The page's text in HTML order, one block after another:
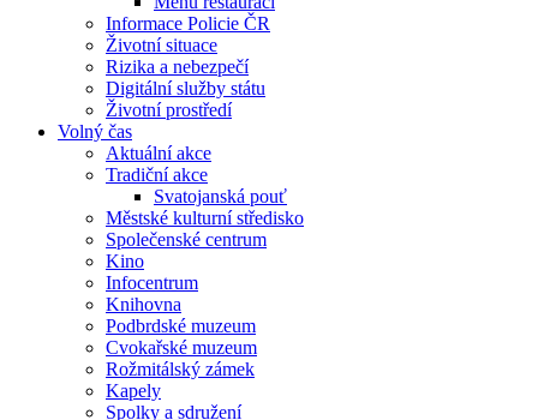
Informace Policie ČR
Životní situace
Rizika a nebezpečí
Digitální služby státu
Životní prostředí
Volný čas
Aktuální akce
Tradiční akce
Svatojanská pouť
Městské kulturní středisko
Společenské centrum
Kino
Infocentrum
Knihovna
Podbrdské muzeum
Cvokařské muzeum
Rožmitálský zámek
Kapely
Spolky a sdružení